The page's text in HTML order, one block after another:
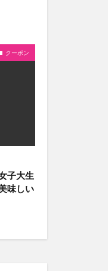
クーポン
子大生
味しい